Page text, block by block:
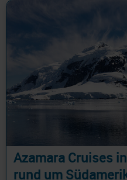
Azamara Cruises
rund um